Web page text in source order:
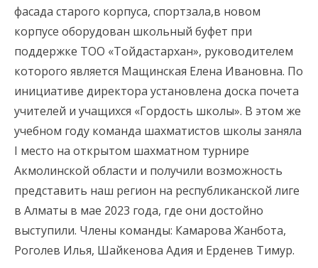
фасада старого корпуса, спортзала,в новом
корпусе оборудован школьный буфет при
поддержке ТОО «Тойдастархан», руководителем
которого является Мащинская Елена Ивановна. По
инициативе директора установлена доска почета
учителей и учащихся «Гордость школы». В этом же
учебном году команда шахматистов школы заняла
I место на открытом шахматном турнире
Акмолинской области и получили возможность
представить наш регион на республиканской лиге
в Алматы в мае 2023 года, где они достойно
выступили. Члены команды: Камарова Жанбота,
Роголев Илья, Шайкенова Адия и Ерденев Тимур.